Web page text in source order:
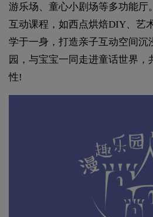
游乐场、童心小剧场等多功能厅
互动课程，如西点烘焙DIY、艺
学于一身，打造亲子互动空间沉
园，与宝宝一同走进童话世界，
性!